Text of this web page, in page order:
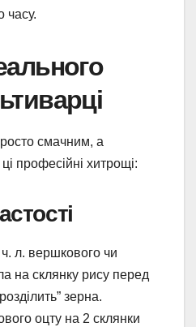
часу.
смачним, а
професійні хитрощі:
л. вершкового чи
на склянку рису перед
зерна.
оцту на 2 склянки